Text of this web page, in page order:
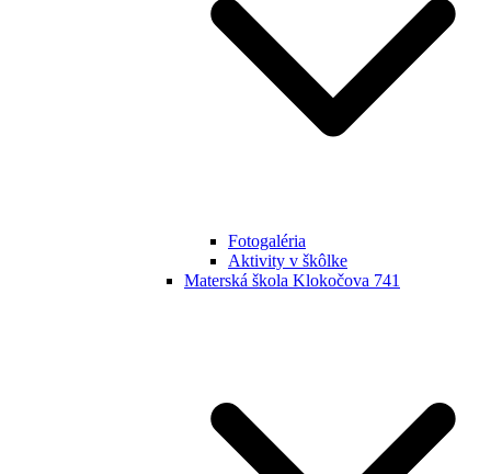
Fotogaléria
Aktivity v škôlke
Materská škola Klokočova 741